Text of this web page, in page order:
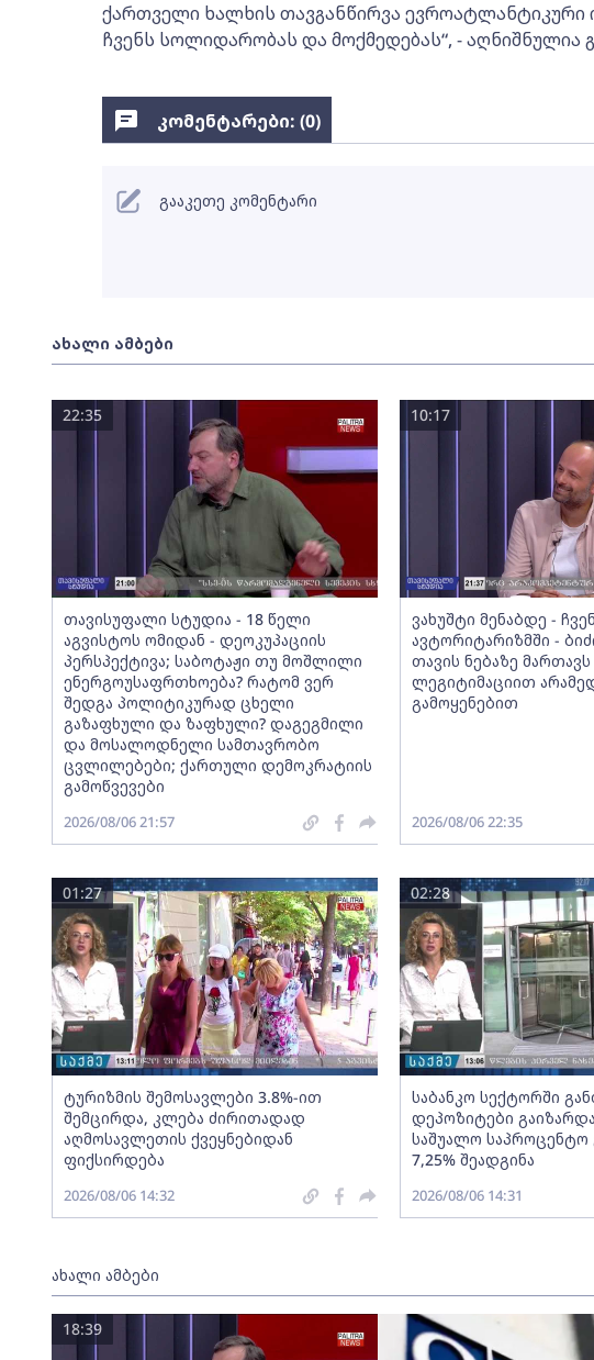
ქართველი ხალხის თავგანწირვა ევროატლანტიკური
ჩვენს სოლიდარობას და მოქმედებას“, - აღნიშნულია
ახალი ამბები
თავისუფალი სტუდია - 18 წელი
აგვისტოს ომიდან - დეოკუპაციის
პერსპექტივა; საბოტაჟი თუ მოშლილი
ენერგოუსაფრთხოება? რატომ ვერ
შედგა პოლიტიკურად ცხელი
გაზაფხული და ზაფხული? დაგეგმილი
და მოსალოდნელი სამთავრობო
ცვლილებები; ქართული დემოკრატიის
გამოწვევები
22:35
2026/08/06 21:57
ვახუშტი მენაბდე -
ავტორიტარიზმში -
თავის ნებაზე მართავს
ლეგიტიმაციით
გამოყენებით
10:17
2026/08/06 22:35
ტურიზმის შემოსავლები 3.8%-ით
შემცირდა, კლება ძირითადად
აღმოსავლეთის ქვეყნებიდან
ფიქსირდება
01:27
2026/08/06 14:32
საბანკო სექტორში
დეპოზიტები
საშუალო საპროცენტო
7,25% შეადგინა
02:28
2026/08/06 14:31
ახალი ამბები
18:39
კომენტარები: (0)
გააკეთე კომენტარი